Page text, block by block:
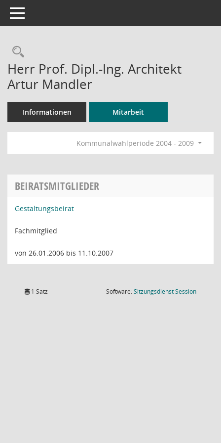
Toggle navigation
Rechercheauswahl
Herr Prof. Dipl.-Ing. Architekt
Artur Mandler
Informationen Mitarbeit
Kommunalwahlperiode 2004 - 2009
BEIRATSMITGLIEDER
Gestaltungsbeirat
Fachmitglied
von 26.01.2006 bis 11.10.2007
1 Satz Software:SitzungsdienstSession(Wird in